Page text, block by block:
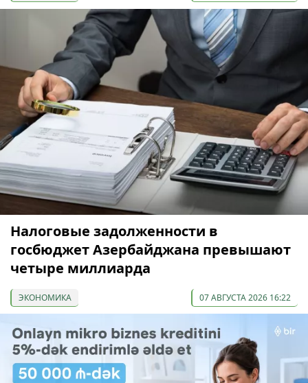
Налоговые задолженности в
госбюджет Азербайджана превышают
четыре миллиарда
ЭКОНОМИКА 07 АВГУСТА 2026 16:22